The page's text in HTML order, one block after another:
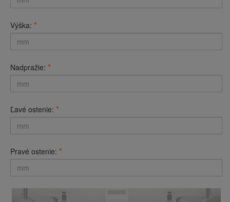
Výška: *
Nadpražie: *
Ľavé ostenie: *
Pravé ostenie: *